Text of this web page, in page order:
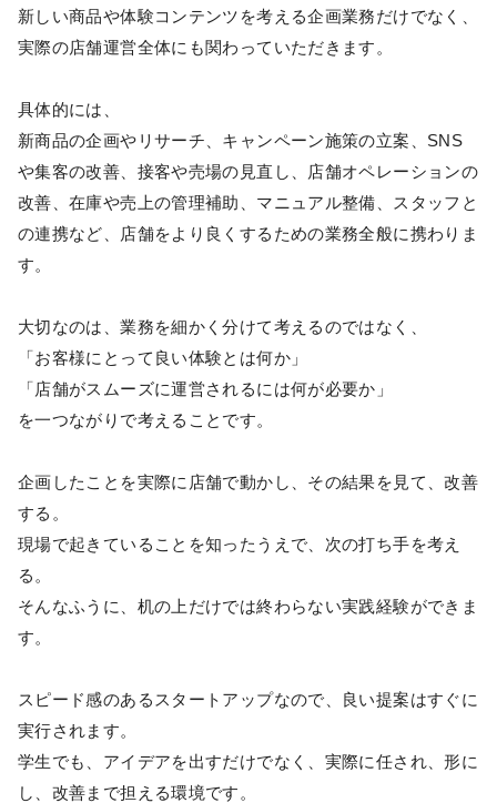
新しい商品や体験コンテンツを考える企画業務だけでなく、
実際の店舗運営全体にも関わっていただきます。
具体的には、
新商品の企画やリサーチ、キャンペーン施策の立案、SNS
や集客の改善、接客や売場の見直し、店舗オペレーションの
改善、在庫や売上の管理補助、マニュアル整備、スタッフと
の連携など、店舗をより良くするための業務全般に携わりま
す。
大切なのは、業務を細かく分けて考えるのではなく、
「お客様にとって良い体験とは何か」
「店舗がスムーズに運営されるには何が必要か」
を一つながりで考えることです。
企画したことを実際に店舗で動かし、その結果を見て、改善
する。
現場で起きていることを知ったうえで、次の打ち手を考え
る。
そんなふうに、机の上だけでは終わらない実践経験ができま
す。
スピード感のあるスタートアップなので、良い提案はすぐに
実行されます。
学生でも、アイデアを出すだけでなく、実際に任され、形に
し、改善まで担える環境です。